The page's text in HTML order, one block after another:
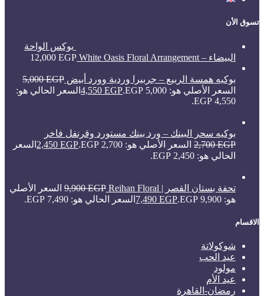
تسوق الأن
بوكس الواحة
البيضاء – White Oasis Floral Arrangement
12,000 EGP
بوكيه همسة الربيع – جربيرا وردية وورد أبيض 5,000EGP
السعر الأصلي هو: 5,000 EGP.
4,550 EGP
السعر الحالي هو:
4,550 EGP.
بوكيه سحر البينك – ورد بينك مستورد وقرنفل فاخر
2,700EGP السعر الأصلي هو: 2,700 EGP. 2,450 EGP
السعر
الحالي هو: 2,450 EGP.
تحفة بستان القصر | Reihan Floral 9,900EGP
السعر الأصلي
هو: 9,900 EGP.
7,490 EGP السعر الحالي هو: 7,490 EGP.
الاقسام
شوكولاتة
عيد الحب
مولود
عيد الأم
رمضان-القاهرة